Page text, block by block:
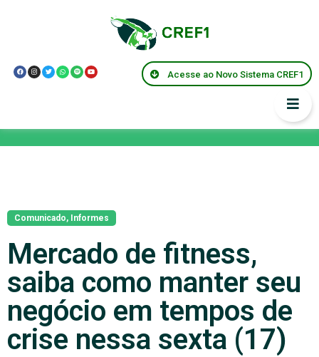
Acesse ao Novo Sistema CREF1
Comunicado, Informes
Mercado de fitness,
saiba como manter seu
negócio em tempos de
crise nessa sexta (17)